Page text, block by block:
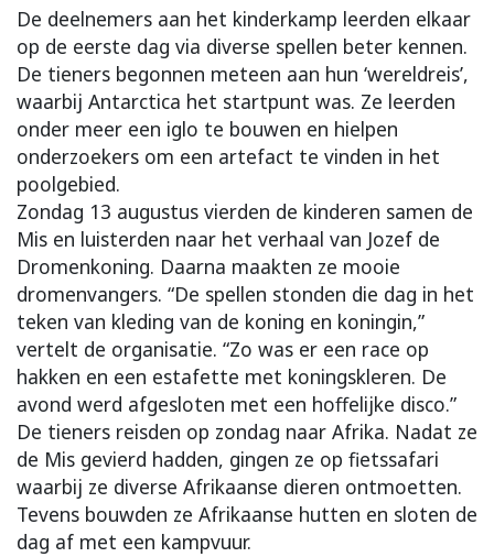
De deelnemers aan het kinderkamp leerden elkaar
op de eerste dag via diverse spellen beter kennen.
De tieners begonnen meteen aan hun ‘wereldreis’,
waarbij Antarctica het startpunt was. Ze leerden
onder meer een iglo te bouwen en hielpen
onderzoekers om een artefact te vinden in het
poolgebied.
Zondag 13 augustus vierden de kinderen samen de
Mis en luisterden naar het verhaal van Jozef de
Dromenkoning. Daarna maakten ze mooie
dromenvangers. “De spellen stonden die dag in het
teken van kleding van de koning en koningin,”
vertelt de organisatie. “Zo was er een race op
hakken en een estafette met koningskleren. De
avond werd afgesloten met een hoffelijke disco.”
De tieners reisden op zondag naar Afrika. Nadat ze
de Mis gevierd hadden, gingen ze op fietssafari
waarbij ze diverse Afrikaanse dieren ontmoetten.
Tevens bouwden ze Afrikaanse hutten en sloten de
dag af met een kampvuur.